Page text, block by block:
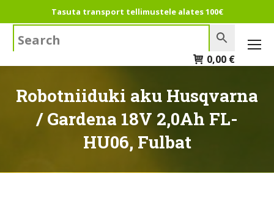
Tasuta transport tellimustele alates 100€
0,00 €
Robotniiduki aku Husqvarna
/ Gardena 18V 2,0Ah FL-
HU06, Fulbat